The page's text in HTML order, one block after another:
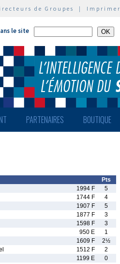
de Groupes | Imprimer
le site
PARTENAIRES BOUTIQUE
Pts
1994 F
5
1744 F
4
1907 F
5
1877 F
3
1598 F
3
950 E
1
1609 F
2½
1512 F
2
1199 E 0